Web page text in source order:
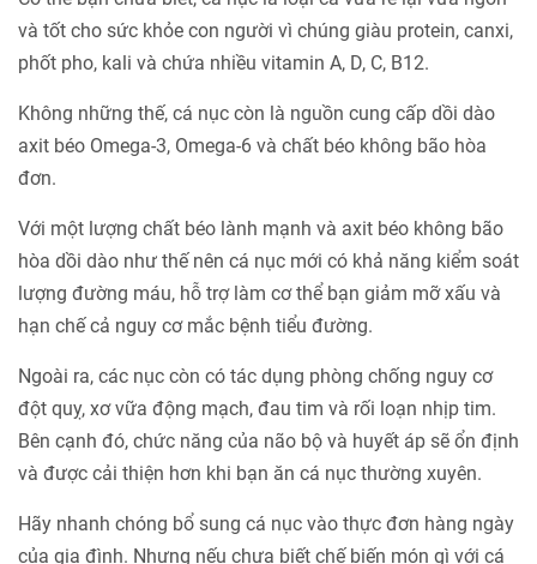
và tốt cho sức khỏe con người vì chúng giàu protein, canxi,
phốt pho, kali và chứa nhiều vitamin A, D, C, B12.
Không những thế, cá nục còn là nguồn cung cấp dồi dào
axit béo Omega-3, Omega-6 và chất béo không bão hòa
đơn.
Với một lượng chất béo lành mạnh và axit béo không bão
hòa dồi dào như thế nên cá nục mới có khả năng kiểm soát
lượng đường máu, hỗ trợ làm cơ thể bạn giảm mỡ xấu và
hạn chế cả nguy cơ mắc bệnh tiểu đường.
Ngoài ra, các nục còn có tác dụng phòng chống nguy cơ
đột quỵ, xơ vữa động mạch, đau tim và rối loạn nhịp tim.
Bên cạnh đó, chức năng của não bộ và huyết áp sẽ ổn định
và được cải thiện hơn khi bạn ăn cá nục thường xuyên.
Hãy nhanh chóng bổ sung cá nục vào thực đơn hàng ngày
của gia đình. Nhưng nếu chưa biết chế biến món gì với cá